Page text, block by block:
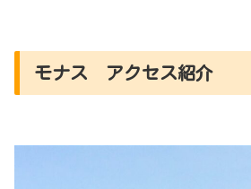
モナス アクセス紹介